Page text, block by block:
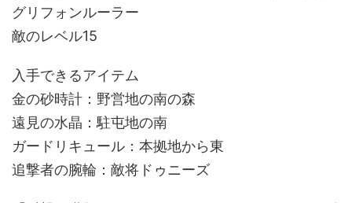
グリフォンルーラー
敵のレベル15
入手できるアイテム
金の砂時計：野営地の南の森
遠見の水晶：駐屯地の南
ガードリキュール：本拠地から東
追撃者の腕輪：敵将ドゥニーズ